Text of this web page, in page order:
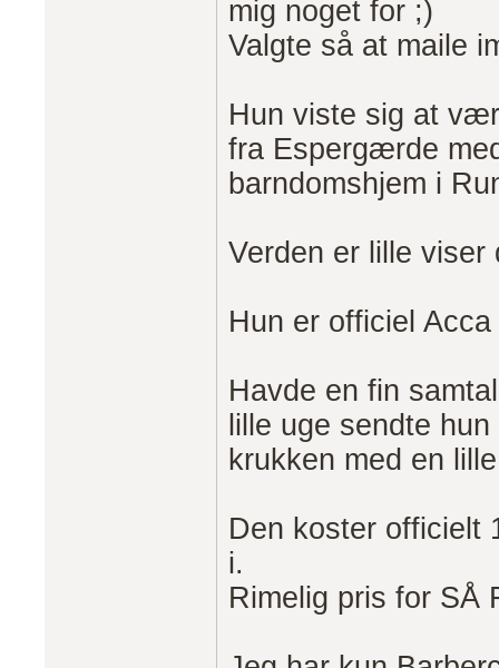
mig noget for ;)
Valgte så at maile
Hun viste sig at
fra Espergærde
barndomshjem i
Verden er lille viser
Hun er officiel
Havde en fin
lille uge sendte
krukken med en
Den koster officielt
i.
Rimelig pris for SÅ